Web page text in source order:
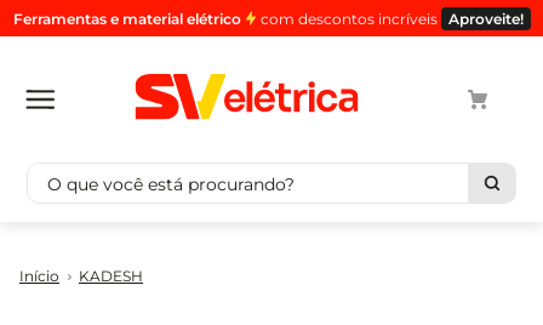
Ferramentas e material elétrico com descontos incríveis Aproveite!
O que você está procurando?
KADESH
1 º
cabo